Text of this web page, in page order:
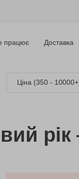
працює Доставка
Ціна (350 - 10000+